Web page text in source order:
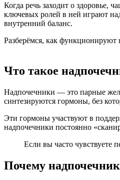
Когда речь заходит о здоровье,
ключевых ролей в ней играют
внутренний баланс.
Разберёмся, как функционируют
Что такое
Надпочечники — это парные
синтезируются гормоны, без
Эти гормоны участвуют в
надпочечники постоянно
Если вы часто чувствуете
Почему